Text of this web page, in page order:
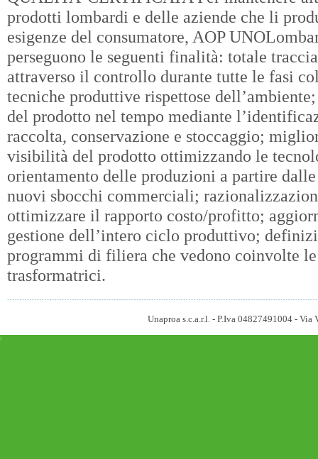
prodotti lombardi e delle aziende che li
esigenze del consumatore, AOP
perseguono le seguenti finalità: totale
attraverso il controllo durante tutte le fasi
tecniche produttive rispettose
del prodotto nel tempo mediante
raccolta, conservazione e stoccaggio;
visibilità del prodotto ottimizzando le
orientamento delle produzioni a partire
nuovi sbocchi commerciali;
ottimizzare il rapporto costo/profitto;
gestione dell’intero ciclo produttivo;
programmi di filiera che vedono coinvolte
trasformatrici.
Unaproa s.c.a.r.l. - P.Iva 04827491004 -